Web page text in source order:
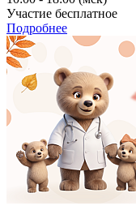
Участие бесплатное
Подробнее